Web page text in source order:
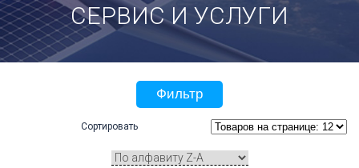
СЕРВИС И УСЛУГИ
Фильтр
Сортировать